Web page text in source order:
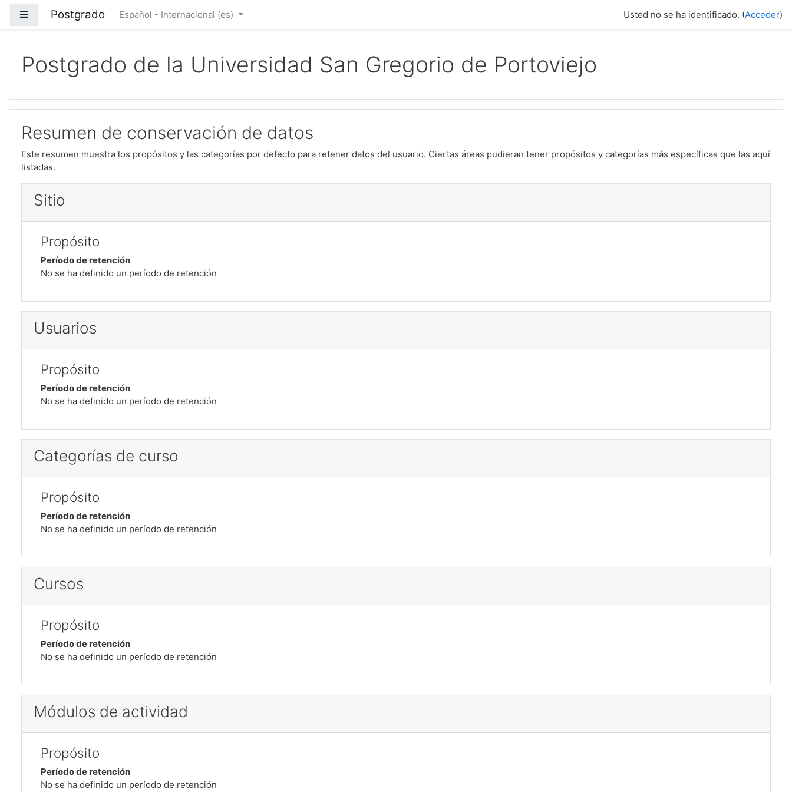
Panel lateral
Postgrado Español - Internacional ‎(es)‎ Usted no se ha identificado. (Acceder)
Postgrado de la Universidad San Gregorio de Portoviejo
Resumen de conservación de datos
Este resumen muestra los propósitos y las categorías por defecto para retener datos del usuario. Ciertas áreas pudieran tener propósitos y categorías más específicas que las aquí
listadas.
Sitio
Propósito
Período de retención
No se ha definido un período de retención
Usuarios
Propósito
Período de retención
No se ha definido un período de retención
Categorías de curso
Propósito
Período de retención
No se ha definido un período de retención
Cursos
Propósito
Período de retención
No se ha definido un período de retención
Módulos de actividad
Propósito
Período de retención
No se ha definido un período de retención